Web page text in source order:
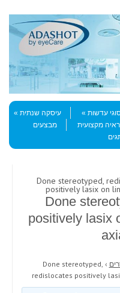
עדשות
עיסקה שנתית
מקצועית
מבצעים
> Done stereotyped,
positively lasix on
Done
positively lasix
›
Done stereotyped,
redislocates positively